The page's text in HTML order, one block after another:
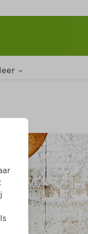
Wijnshop
Boodschappenlijstjes